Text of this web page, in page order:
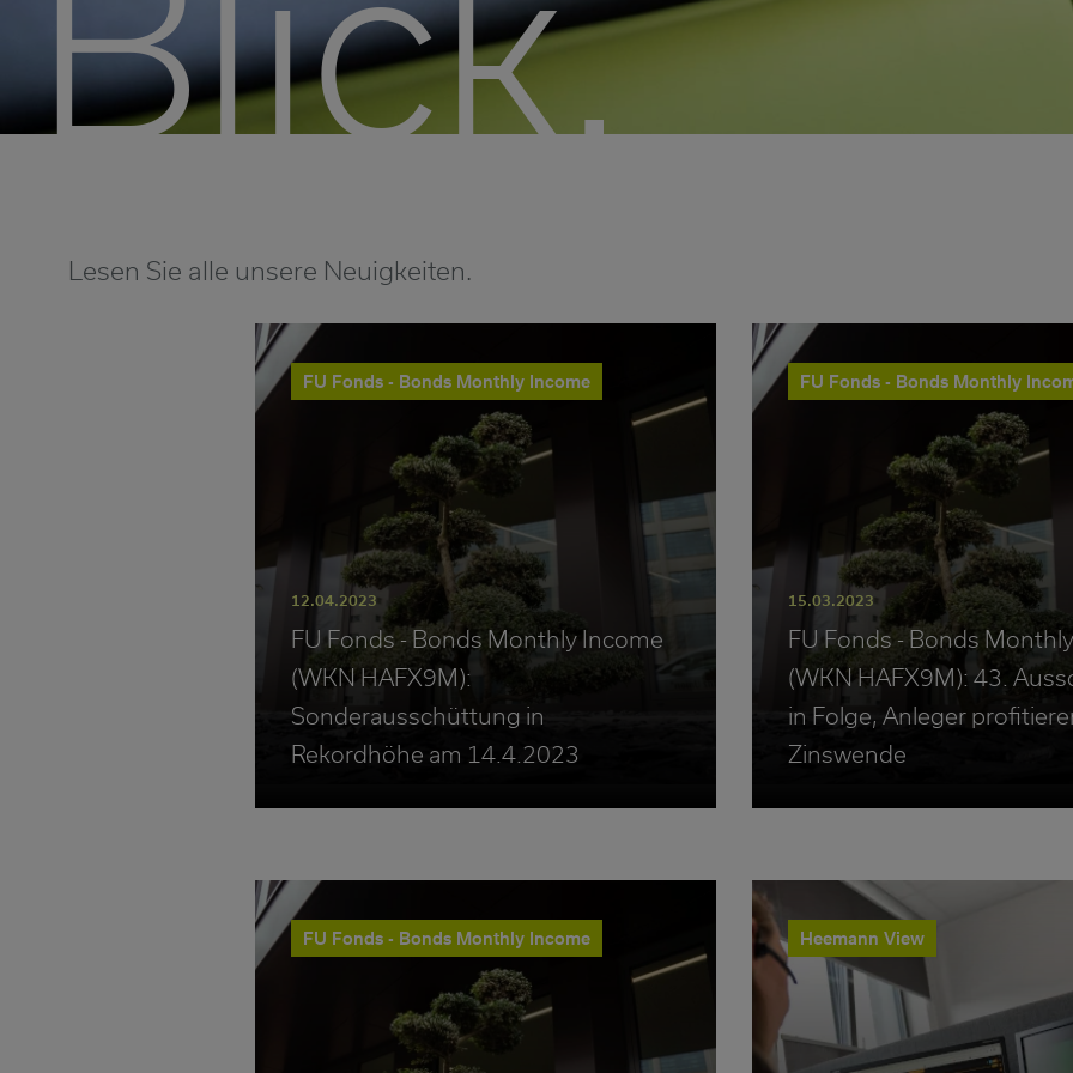
Lesen Sie alle unsere Neuigkeiten.
FU Fonds - Bonds Monthly Income
12.04.2023
FU Fonds - Bonds Monthly Income
(WKN HAFX9M):
Sonderausschüttung in
Rekordhöhe am 14.4.2023
FU Fonds - Bonds Monthly
15.03.2023
FU Fonds - Bonds
(WKN HAFX9M): 43.
in Folge, Anleger
Zinswende
FU Fonds - Bonds Monthly Income Heemann View